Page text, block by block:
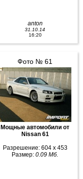
anton
31.10.14
16:20
Фото № 61
Мощные автомобили от
Nissan 61
Разрешение: 604 x 453
Размер: 0.09 Мб.